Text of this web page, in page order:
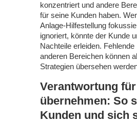
konzentriert und andere
für seine Kunden haben.
Anlage-Hilfestellung
ignoriert, könnte der Kunde
Nachteile erleiden.
anderen Bereichen können
Strategien übersehen
Verantwortung
übernehmen: So
Kunden und sich